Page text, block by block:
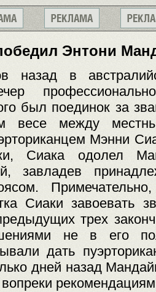
Энтони
назад в
был поединок за
весе между
Мэнни
Сиака одолел
завладев
Сиаки завоевать
трех
не в его
дать
дней назад